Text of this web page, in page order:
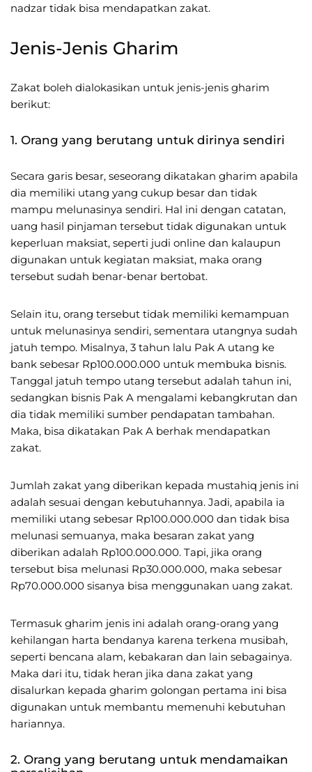
nadzar tidak bisa mendapatkan zakat.
Jenis-Jenis Gharim
Zakat boleh dialokasikan untuk jenis-jenis gharim
berikut:
1. Orang yang berutang untuk dirinya sendiri
Secara garis besar, seseorang dikatakan gharim apabila
dia memiliki utang yang cukup besar dan tidak
mampu melunasinya sendiri. Hal ini dengan catatan,
uang hasil pinjaman tersebut tidak digunakan untuk
keperluan maksiat, seperti judi online dan kalaupun
digunakan untuk kegiatan maksiat, maka orang
tersebut sudah benar-benar bertobat.
Selain itu, orang tersebut tidak memiliki kemampuan
untuk melunasinya sendiri, sementara utangnya sudah
jatuh tempo. Misalnya, 3 tahun lalu Pak A utang ke
bank sebesar Rp100.000.000 untuk membuka bisnis.
Tanggal jatuh tempo utang tersebut adalah tahun ini,
sedangkan bisnis Pak A mengalami kebangkrutan dan
dia tidak memiliki sumber pendapatan tambahan.
Maka, bisa dikatakan Pak A berhak mendapatkan
zakat.
Jumlah zakat yang diberikan kepada mustahiq jenis ini
adalah sesuai dengan kebutuhannya. Jadi, apabila ia
memiliki utang sebesar Rp100.000.000 dan tidak bisa
melunasi semuanya, maka besaran zakat yang
diberikan adalah Rp100.000.000. Tapi, jika orang
tersebut bisa melunasi Rp30.000.000, maka sebesar
Rp70.000.000 sisanya bisa menggunakan uang zakat.
Termasuk gharim jenis ini adalah orang-orang yang
kehilangan harta bendanya karena terkena musibah,
seperti bencana alam, kebakaran dan lain sebagainya.
Maka dari itu, tidak heran jika dana zakat yang
disalurkan kepada gharim golongan pertama ini bisa
digunakan untuk membantu memenuhi kebutuhan
hariannya.
2. Orang yang berutang untuk mendamaikan